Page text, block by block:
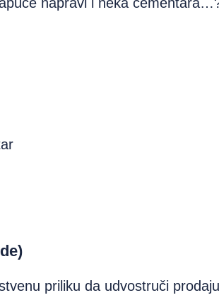
priliku da udvostruči